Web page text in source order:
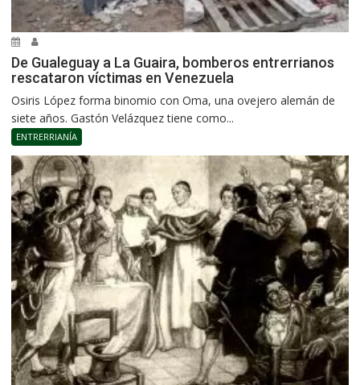
De Gualeguay a La Guaira, bomberos entrerrianos
rescataron víctimas en Venezuela
Osiris López forma binomio con Oma, una ovejero alemán de
siete años. Gastón Velázquez tiene como...
ENTRERRIANÍA